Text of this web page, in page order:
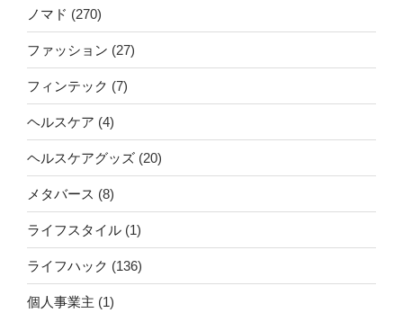
ノマド (270)
ファッション (27)
フィンテック (7)
ヘルスケア (4)
ヘルスケアグッズ (20)
メタバース (8)
ライフスタイル (1)
ライフハック (136)
個人事業主 (1)